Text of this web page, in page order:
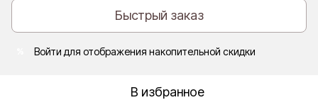
Быстрый заказ
Войти для отображения накопительной скидки
В избранное